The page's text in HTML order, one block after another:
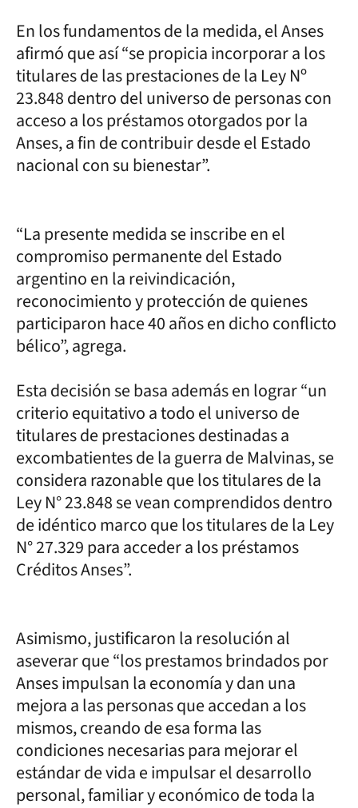
En los fundamentos de la medida, el Anses
afirmó que así “se propicia incorporar a los
titulares de las prestaciones de la Ley Nº
23.848 dentro del universo de personas con
acceso a los préstamos otorgados por la
Anses, a fin de contribuir desde el Estado
nacional con su bienestar”.
“La presente medida se inscribe en el
compromiso permanente del Estado
argentino en la reivindicación,
reconocimiento y protección de quienes
participaron hace 40 años en dicho conflicto
bélico”, agrega.
Esta decisión se basa además en lograr “un
criterio equitativo a todo el universo de
titulares de prestaciones destinadas a
excombatientes de la guerra de Malvinas, se
considera razonable que los titulares de la
Ley N° 23.848 se vean comprendidos dentro
de idéntico marco que los titulares de la Ley
N° 27.329 para acceder a los préstamos
Créditos Anses”.
Asimismo, justificaron la resolución al
aseverar que “los prestamos brindados por
Anses impulsan la economía y dan una
mejora a las personas que accedan a los
mismos, creando de esa forma las
condiciones necesarias para mejorar el
estándar de vida e impulsar el desarrollo
personal, familiar y económico de toda la